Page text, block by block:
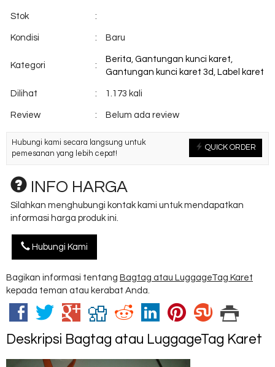
Stok :
Kondisi : Baru
Kategori :
Berita, Gantungan kunci karet,
Gantungan kunci karet 3d, Label karet
Dilihat : 1.173 kali
Review : Belum ada review
QUICK ORDER
Hubungi kami secara langsung untuk
pemesanan yang lebih cepat!
INFO HARGA
Silahkan menghubungi kontak kami untuk mendapatkan
informasi harga produk ini.
Hubungi Kami
Bagikan informasi tentang Bagtag atau LuggageTag Karet
kepada teman atau kerabat Anda.
Deskripsi Bagtag atau LuggageTag Karet